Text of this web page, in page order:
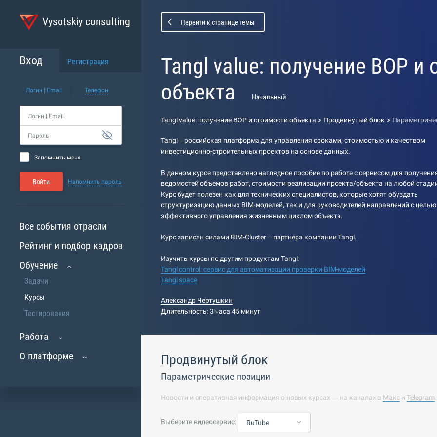
Vysotskiy consulting
Вход Регистрация
Логин | Email Телефон
Логин | Email
Пароль
Запомнить меня
Войти Напомнить пароль
Все события отрасли
Рейтинг и подбор кадров
Обучение
Задачи
Курсы
Тестирования
Работа
О платформе
Перейти к странице темы
Tangl value: получение ВОР и
объекта
Начальный
Tangl value: получение ВОР и стоимости объекта Продвинутый блок
Tangl – российская платформа для управления сроками, стоимостью и качеством
инвестиционно-строительных проектов на основе данных.
В данном курсе представлено наглядное пособие по работе с сервисом для
ведомостей объемов работ, стоимости реализации проекта/объекта на любой
Курс будет полезен как для технических специалистов, которые хотят обуздать
структуризацию данных BIM-моделей, так и для руководителей направлений с целью
эффективного управления жизненным циклом объекта.
Курс записан силами BIM-Cluster – партнера компании Tangl.
Изучить курсы по другим продуктам Tangl:
Tangl control: сервис для автоматизации проверки BIM-моделей
Tangl space
Александр Чертушкин
Длительность: 3 часа 45 минут
Продвинутый блок
Параметрические позиции
Новости и оперативная информация о новых курсах — на каналах в Макс и Telegram
Выберите видеосервис: RuTube